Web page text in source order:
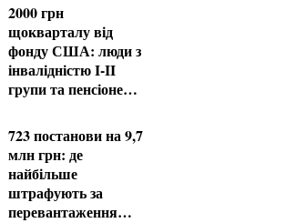
2000 грн
щокварталу від
фонду США: люди з
інвалідністю I-II
групи та пенсіонери
виплати
723 постанови на 9,7
млн грн: де
найбільше
штрафують за
перевантаження